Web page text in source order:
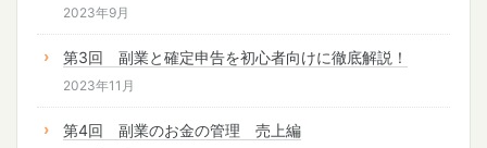
2023年9月
第3回 副業と確定申告を初心者向けに徹底解説！
2023年11月
第4回 副業のお金の管理 売上編